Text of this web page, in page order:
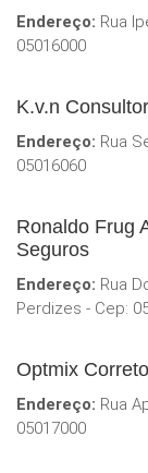
Endereço: Rua
05016000
K.v.n
Endereço: Rua
05016060
Ronaldo Frug
Seguros
Endereço: Rua
Perdizes - Cep:
Optmix
Endereço: Rua
05017000